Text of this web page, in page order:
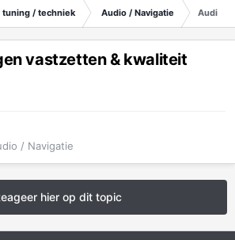
tuning / techniek Audio / Navigatie Audio
vastzetten & kwaliteit
/ Navigatie
hier op dit topic